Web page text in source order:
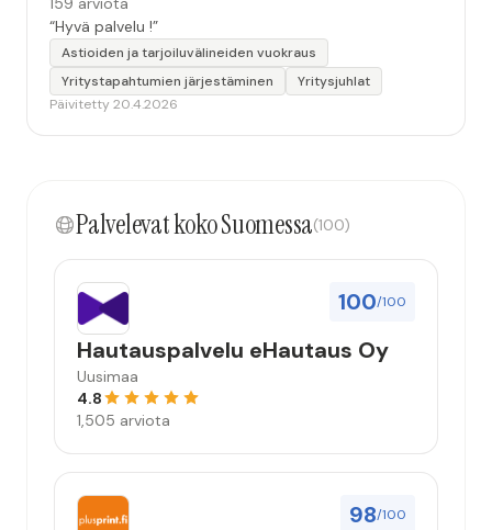
“Hyvä palvelu !”
Astioiden ja tarjoiluvälineiden vuokraus
Yritystapahtumien järjestäminen
Yritysjuhlat
Päivitetty 20.4.2026
Palvelevat koko Suomessa(100)
100/100
Hautauspalvelu eHautaus Oy
Uusimaa
4.8
1,505 arviota
98/100